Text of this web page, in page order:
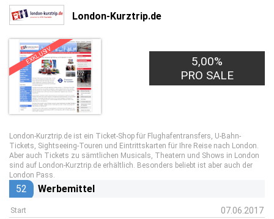
London-Kurztrip.de
EXKLUSIV
5,00%
PRO SALE
London-Kurztrip.de ist ein Ticket-Shop für Flughafentransfers, U-Bahn-
Tickets, Sightseeing-Touren und Eintrittskarten für Ihre Reise nach London.
Aber auch Tickets zu sämtlichen Musicals, Theatern und Shows in London
sind auf London-Kurztrip.de erhältlich. Besonders beliebt ist aber auch der
London Pass.
52 Werbemittel
Start 07.06.2017